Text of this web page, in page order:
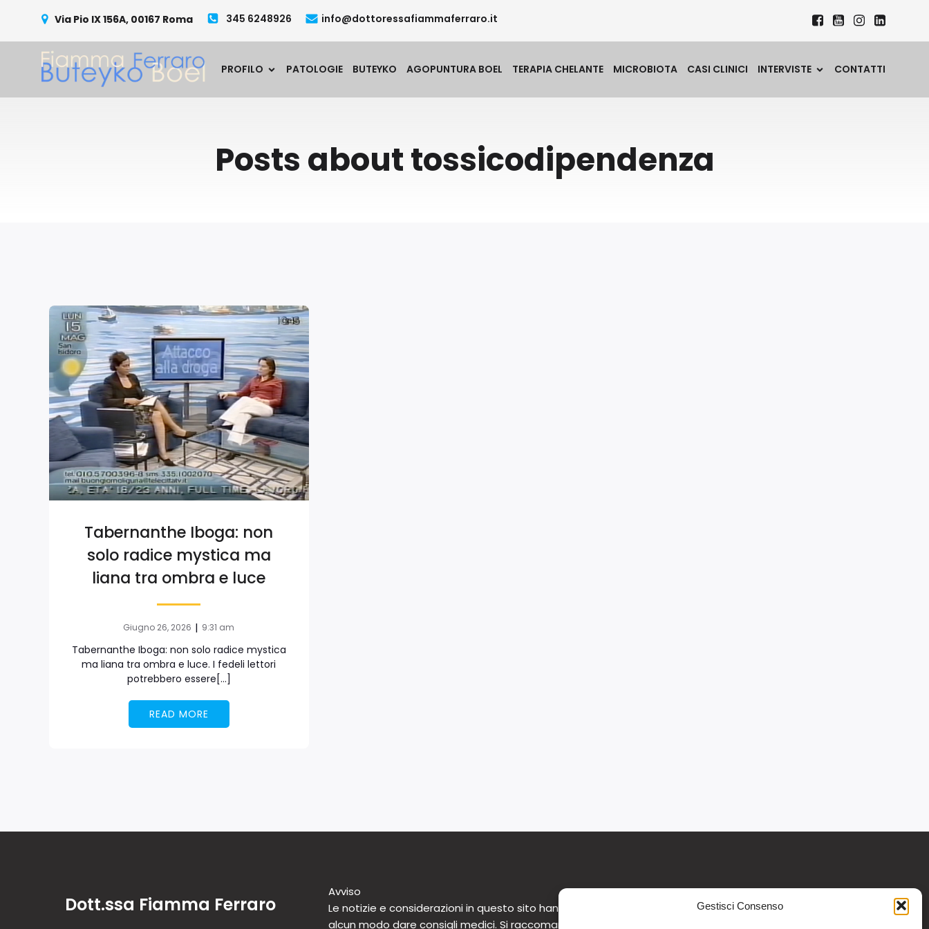
Gestisci Consenso
Via Pio IX 156A, 00167 Roma 345 6248926 info@dottoressafiammaferraro.it
PROFILO PATOLOGIE BUTEYKO AGOPUNTURA BOEL TERAPIA CHELANTE MICROBIOTA CASI CLINICI INTERVISTE CONTATTI
Posts about tossicodipendenza
Tabernanthe Iboga: non
solo radice mystica ma
liana tra ombra e luce
Giugno 26, 2026 | 9:31 am
Tabernanthe Iboga: non solo radice mystica
ma liana tra ombra e luce. I fedeli lettori
potrebbero essere[…]
READ MORE
Dott.ssa Fiamma Ferraro
Avviso
Le notizie e considerazioni in questo sito hanno carattere informativo generale e non intendono in
alcun modo dare consigli medici. Si raccomanda di non intraprendere o interrompere alcuna terapia o